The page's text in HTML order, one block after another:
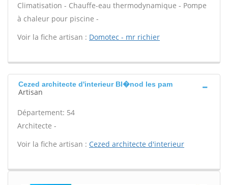
Climatisation - Chauffe-eau thermodynamique - Pompe
à chaleur pour piscine -
Voir la fiche artisan : Domotec - mr richier
Cezed architecte d'interieur Bl�nod les pam
Artisan
Département: 54
Architecte -
Voir la fiche artisan : Cezed architecte d'interieur